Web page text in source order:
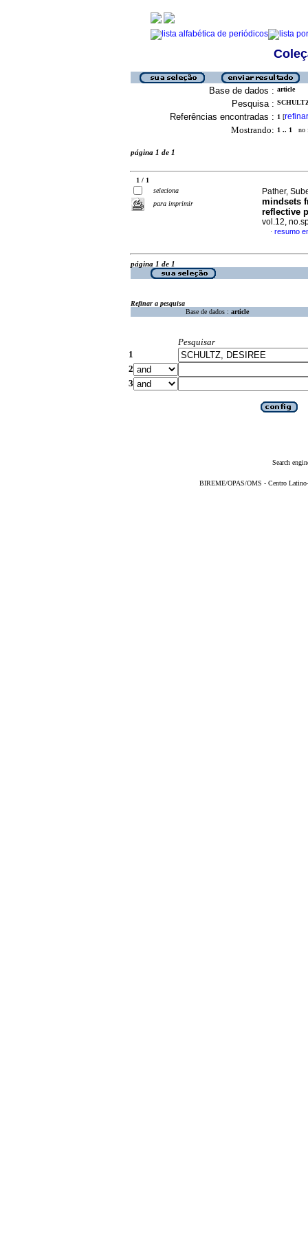
Base de dados : article
Pesquisa :
Referências encontradas : 1 [refinar
Mostrando: 1 .. 1 no
página 1 de 1
1 / 1
seleciona
para imprimir
Pather,
mindsets
reflective
vol.12,
· resumo
página 1 de 1
Refinar a pesquisa
Base de dados : article
Pesquisar
1
2
3
Search
BIREME/OPAS/OMS - Centro Latino-